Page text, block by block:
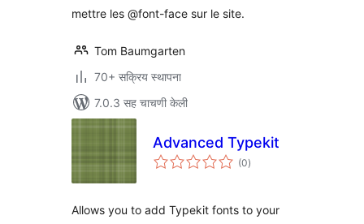
mettre les @font-face sur le site.
Tom Baumgarten
70+ सक्रिय स्थापना
7.0.3 सह चाचणी केली
Advanced Typekit
(0एकूण
मूल्यांकन
)
Allows you to add Typekit fonts to your